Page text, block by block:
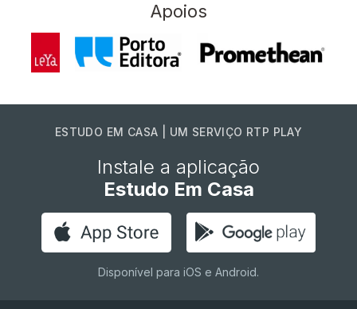
Apoios
ESTUDO EM CASA | UM SERVIÇO RTP PLAY
Instale a aplicação
Estudo Em Casa
Disponível para iOS e Android.